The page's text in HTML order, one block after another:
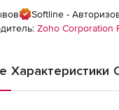
Softline -
Zoho Corporation
Характеристики